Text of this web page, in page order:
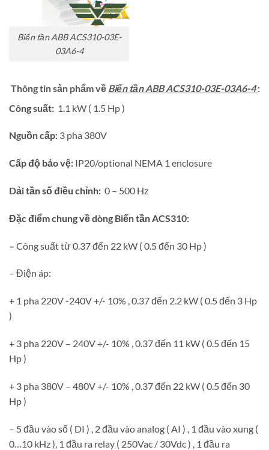
Biến tần ABB ACS310-03E-
03A6-4
Thông tin sản phẩm về Biến tần ABB ACS310-03E-03A6-4:
Công suất: 1.1 kW ( 1.5 Hp )
Nguồn cấp: 3 pha 380V
Cấp độ bảo vệ: IP20/optional NEMA 1 enclosure
Dải tần số điều chỉnh: 0 – 500 Hz
Đặc điểm chung về dòng Biến tần ACS310:
– Công suất từ 0.37 đến 22 kW ( 0.5 đến 30 Hp )
– Điện áp:
+ 1 pha 220V -240V +/- 10% , 0.37 đến 2.2 kW ( 0.5 đến 3 Hp
)
+ 3 pha 220V – 240V +/- 10% , 0.37 đến 11 kW ( 0.5 đến 15
Hp )
+ 3 pha 380V – 480V +/- 10% , 0.37 đến 22 kW ( 0.5 đến 30
Hp )
– 5 đầu vào số ( DI ) , 2 đầu vào analog ( AI ) , 1 đầu vào xung (
0…10 kHz ), 1 đầu ra relay ( 250Vac / 30Vdc ) , 1 đầu ra